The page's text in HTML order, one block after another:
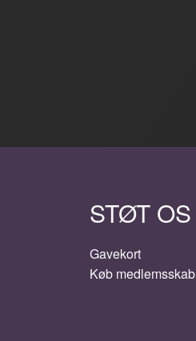
STØT OS
Gavekort
Køb medlemsskab